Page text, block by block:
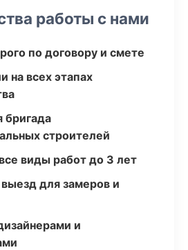
работы с нами
по договору и смете
на всех этапах
бригада
строителей
виды работ до 3 лет
для замеров и
и